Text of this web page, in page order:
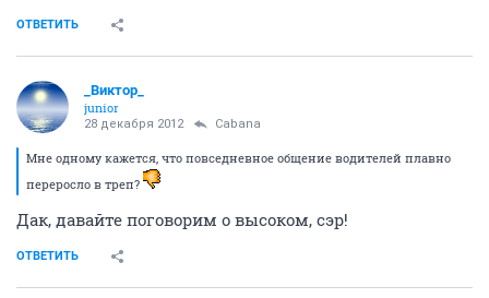
ОТВЕТИТЬ
_Виктор_
juniоr
28 декабря 2012 Cabana
Мне одному кажется, что повседневное общение водителей плавно
переросло в треп?
Дак, давайте поговорим о высоком, сэр!
ОТВЕТИТЬ